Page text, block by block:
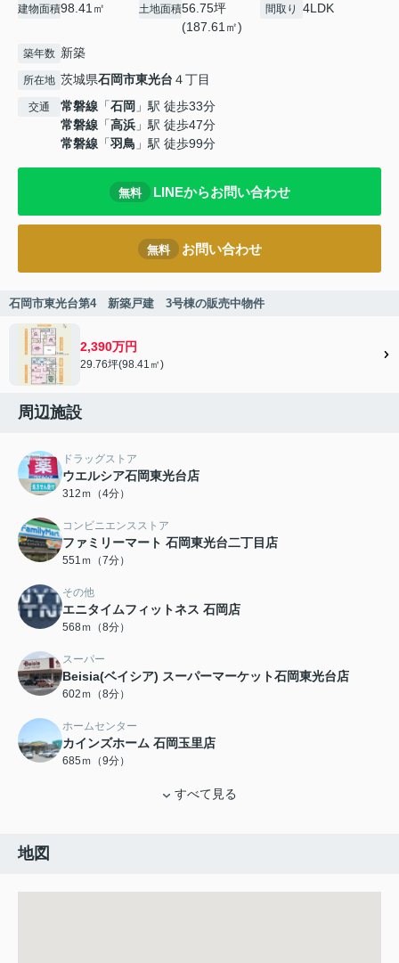
建物面積98.41㎡ 土地面積56.75坪
(187.61㎡)
間取り 4LDK
築年数 新築
所在地 茨城県石岡市東光台 ４丁目
交通 常磐線 「石岡 」駅 徒歩33分
常磐線 「高浜 」駅 徒歩47分
常磐線 「羽鳥 」駅 徒歩99分
無料 LINEからお問い合わせ
無料 お問い合わせ
石岡市東光台第4 新築戸建 3号棟の販売中物件
2,390万円
29.76坪(98.41㎡)
周辺施設
ドラッグストア
ウエルシア石岡東光台店
312ｍ（4分）
コンビニエンスストア
ファミリーマート 石岡東光台二丁目店
551ｍ（7分）
その他
エニタイムフィットネス 石岡店
568ｍ（8分）
スーパー
Beisia(ベイシア) スーパーマーケット石岡東光台店
602ｍ（8分）
ホームセンター
カインズホーム 石岡玉里店
685ｍ（9分）
すべて見る
地図